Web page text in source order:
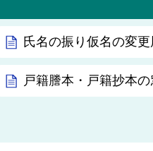
氏名の振り仮名の変
戸籍謄本・戸籍抄本